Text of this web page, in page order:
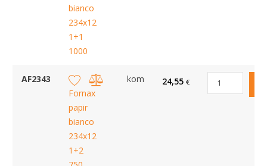
bianco
234x12
1+1
1000
AF2343
Fornax
papir
bianco
234x12
1+2
kom 24,55 €